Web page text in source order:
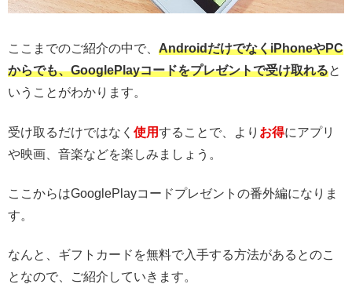
ここまでのご紹介の中で、 AndroidだけでなくiPhoneやPC
からでも、GooglePlayコードをプレゼントで受け取れると
いうことがわかります。
受け取るだけではなく 使用することで、より お得にアプリ
や映画、音楽などを楽しみましょう。
ここからはGooglePlayコードプレゼントの番外編になりま
す。
なんと、ギフトカードを無料で入手する方法があるとのこ
となので、ご紹介していきます。